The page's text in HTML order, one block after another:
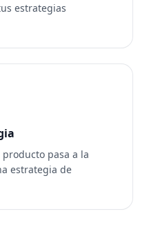
estrategias
pasa a la
estrategia de